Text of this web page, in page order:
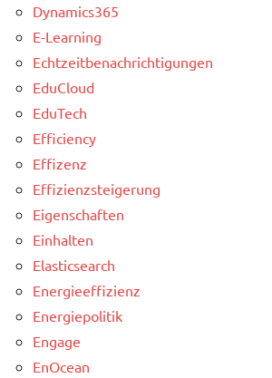
Dynamics365
E-Learning
Echtzeitbenachrichtigungen
EduCloud
EduTech
Efficiency
Effizenz
Effizienzsteigerung
Eigenschaften
Einhalten
Elasticsearch
Energieeffizienz
Energiepolitik
Engage
EnOcean